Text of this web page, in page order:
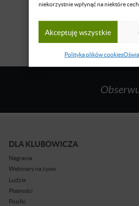
niekorzystnie wpłynąć na niektóre
Akceptuję wszystkie
Polityka plików cookies
DLA KLUBOWICZA
Nagrania
Webinary na żywo
Ludzie
Płatności
Posiłki